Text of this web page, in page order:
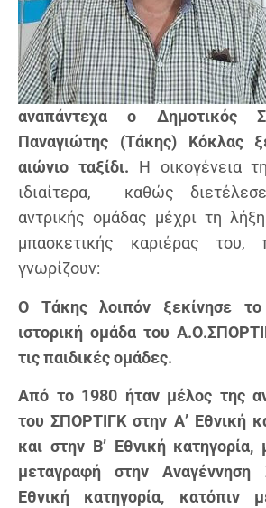
αναπάντεχα ο Δημοτικός
Παναγιώτης (Τάκης) Κόκλας
αιώνιο ταξίδι. Η οικογένεια
ιδιαίτερα, καθώς
αντρικής ομάδας μέχρι τη
μπασκετικής καριέρας του,
γνωρίζουν:
Ο Τάκης λοιπόν ξεκίνησε
ιστορική ομάδα του
τις παιδικές ομάδες.
Από το 1980 ήταν μέλος της
του ΣΠΟΡΤΙΓΚ στην Α’ Εθνική
και στην Β’ Εθνική κατηγορία,
μεταγραφή στην
Εθνική κατηγορία, κατόπιν